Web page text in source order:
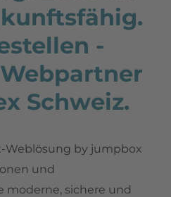
-
Schweiz.
Weblösung by jumpbox
und
moderne, sichere und